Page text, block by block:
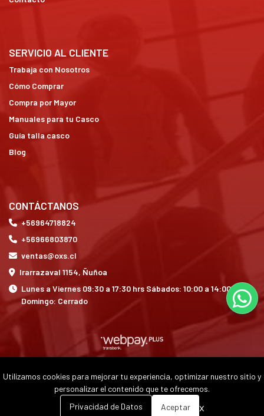
SERVICIO AL CLIENTE
Trabaja con Nosotros
Cómo Comprar
Compra por Mayor
Manuales para tu Casco
Guía talla casco
Blog
CONTÁCTANOS
+56964718824
+56966803870
ventas@oxs.cl
Irarrazaval 1154, Ñuñoa
Lunes a Viernes 09:30 a 17:30 hrs Sábados: 10:00 a 14:00 hrs
Domingo: Cerrado
OXS © 2026
Utilizamos cookies para mejorar tu experiencia, optimizar nuestro sitio y
personalizar el contenido que te ofrecemos.
Privacidad de Datos
Aceptar x